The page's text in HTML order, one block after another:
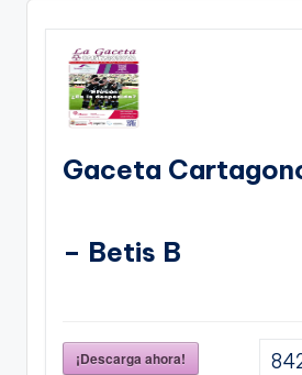
Gaceta
– Betis B
¡Descarga ahora!